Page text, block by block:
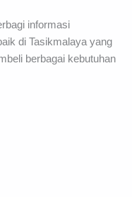
informasi
di Tasikmalaya yang
berbagai kebutuhan